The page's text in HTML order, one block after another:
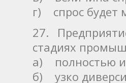
г) спрос будет
27.
стадиях
а) полностью
б) узко